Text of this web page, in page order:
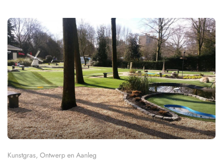
Kunstgras, Ontwerp en Aanleg